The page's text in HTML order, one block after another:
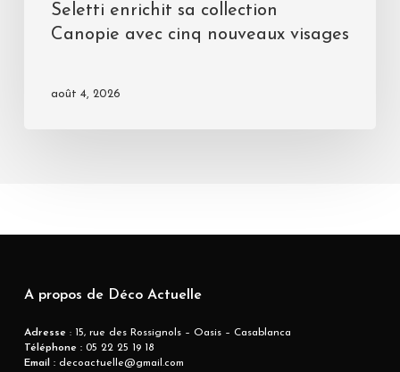
Seletti enrichit sa collection
Canopie avec cinq nouveaux visages
août 4, 2026
A propos de Déco Actuelle
Adresse : 15, rue des Rossignols – Oasis – Casablanca
Téléphone :05 22 25 19 18
Email :decoactuelle@gmail.com